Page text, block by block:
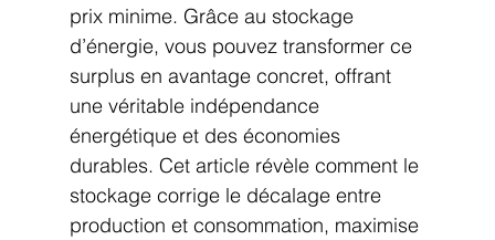
prix minime. Grâce au stockage
d’énergie, vous pouvez transformer ce
surplus en avantage concret, offrant
une véritable indépendance
énergétique et des économies
durables. Cet article révèle comment le
stockage corrige le décalage entre
production et consommation, maximise